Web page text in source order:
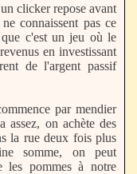
clicker repose avant
connaissent pas ce
c'est un jeu où le
en investissant
de l'argent passif
par mendier
assez, on achète des
la rue deux fois plus
somme, on peut
les pommes à notre